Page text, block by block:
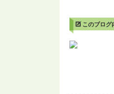
このブログ